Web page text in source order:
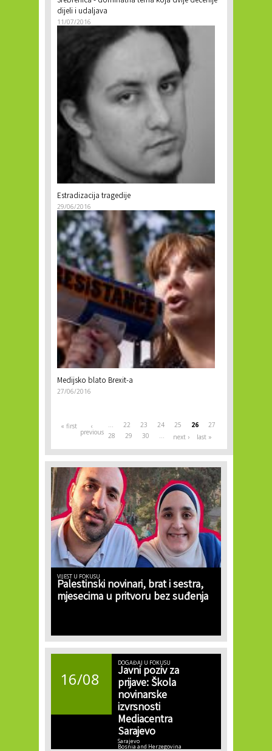
dijeli i udaljava
11/07/2016
Estradizacija tragedije
29/06/2016
Medijsko blato Brexit-a
27/06/2016
« first ‹
previous
… 22 23 24 25 26
27
28
29 30 … next › last »
VIJEST U FOKUSU
Palestinski novinari, brat i sestra,
mjesecima u pritvoru bez suđenja
16/08
DOGAĐAJ U FOKUSU
Javni poziv za
prijave: Škola
novinarske
izvrsnosti
Mediacentra
Sarajevo
Sarajevo
Bosnia and Herzegovina